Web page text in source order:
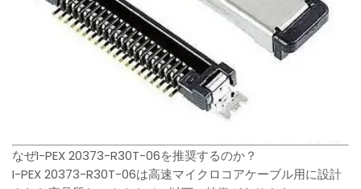
なぜI-PEX 20373-R30T-06を推奨するのか？
I-PEX 20373-R30T-06は高速マイクロコアケーブル用に設計